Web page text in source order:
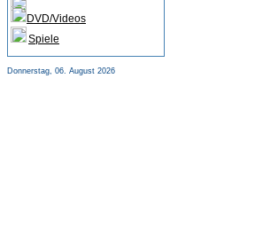
DVD/Videos
Spiele
Donnerstag, 06. August 2026